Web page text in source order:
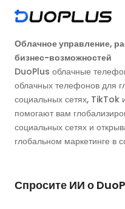
Облачное управление,
бизнес-возможностей
DuoPlus облачные
облачных телефонов для
социальных сетях, TikTok
помогают вам
социальных сетях и
глобальном маркетинге в
Спросите ИИ о